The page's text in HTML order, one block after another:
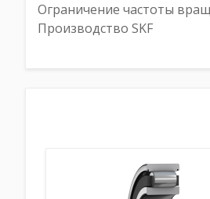
Ограничение частоты
Производство SKF